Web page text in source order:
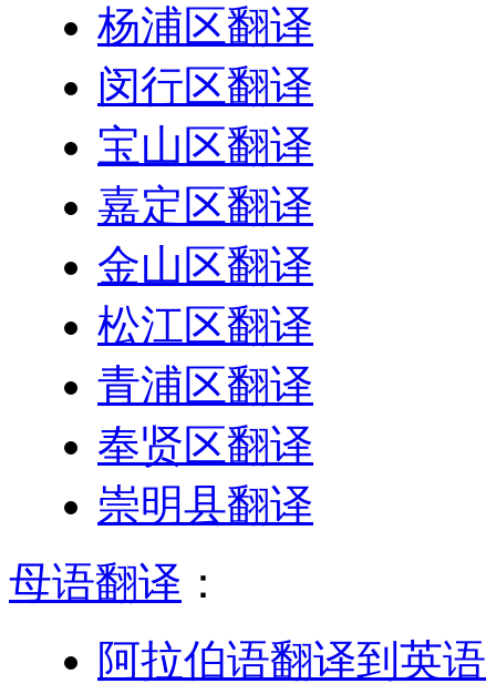
杨浦区翻译
闵行区翻译
宝山区翻译
嘉定区翻译
金山区翻译
松江区翻译
青浦区翻译
奉贤区翻译
崇明县翻译
母语翻译 ：
阿拉伯语翻译到英语